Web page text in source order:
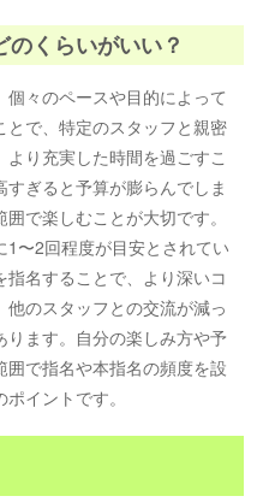
くらいがいい？
々のペースや目的によって
で、特定のスタッフと親密
り充実した時間を過ごすこ
ぎると予算が膨らんでしま
で楽しむことが大切です。
〜2回程度が目安とされてい
名することで、より深いコ
のスタッフとの交流が減っ
ます。自分の楽しみ方や予
で指名や本指名の頻度を設
イントです。